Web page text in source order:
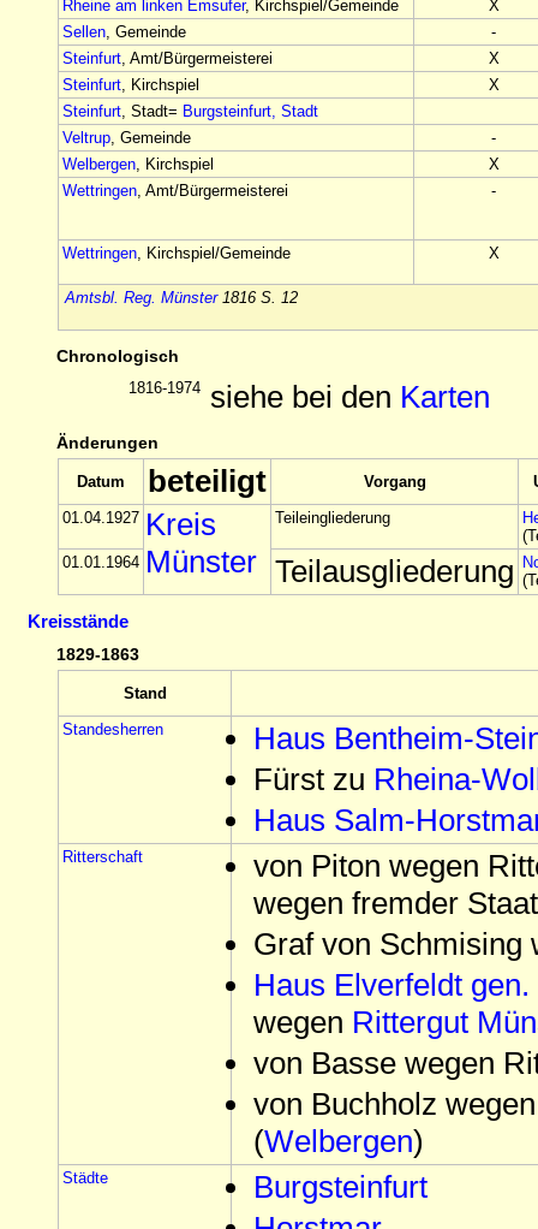
Rheine am linken Emsufer, Kirchspiel/Gemeinde
X
Sellen, Gemeinde
-
Steinfurt, Amt/Bürgermeisterei
X
Steinfurt, Kirchspiel
X
Steinfurt, Stadt= Burgsteinfurt, Stadt
Veltrup, Gemeinde
-
Welbergen, Kirchspiel
X
Wettringen, Amt/Bürgermeisterei -
Wettringen, Kirchspiel/Gemeinde X
Amtsbl. Reg. Münster1816 S. 12
Chronologisch
1816-1974 siehe bei den Karten
Änderungen
Datum beteiligt Vorgang
01.04.1927 Kreis
Münster
Teileingliederung
01.01.1964
Teilausgliederung
Kreisstände
1829-1863
Stand
Standesherren
Haus Bentheim-
Fürst zu Rheina-
Haus Salm-
Ritterschaft
von Piton wegen
wegen fremder
Graf von Schmising
Haus Elverfeldt
wegen Rittergut
von Basse wegen
von Buchholz
(Welbergen)
Städte
Burgsteinfurt